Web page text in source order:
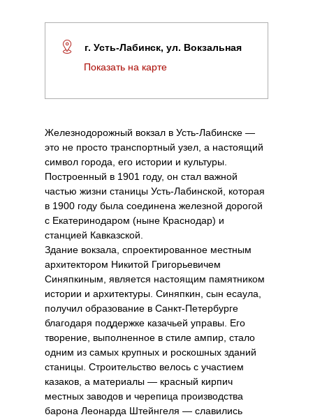
г. Усть-Лабинск, ул. Вокзальная
Железнодорожный вокзал в Усть-Лабинске —
это не просто транспортный узел, а настоящий
символ города, его истории и культуры.
Построенный в 1901 году, он стал важной
частью жизни станицы Усть-Лабинской, которая
в 1900 году была соединена железной дорогой
с Екатеринодаром (ныне Краснодар) и
станцией Кавказской.
Здание вокзала, спроектированное местным
архитектором Никитой Григорьевичем
Синяпкиным, является настоящим памятником
истории и архитектуры. Синяпкин, сын есаула,
получил образование в Санкт-Петербурге
благодаря поддержке казачьей управы. Его
творение, выполненное в стиле ампир, стало
одним из самых крупных и роскошных зданий
станицы. Строительство велось с участием
казаков, а материалы — красный кирпич
местных заводов и черепица производства
барона Леонарда Штейнгеля — славились
Показать на карте